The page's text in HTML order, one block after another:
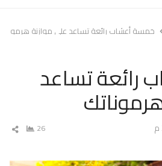
خمسة أعشاب رائعة تساعد على موازنة
رائعة تساعد
26